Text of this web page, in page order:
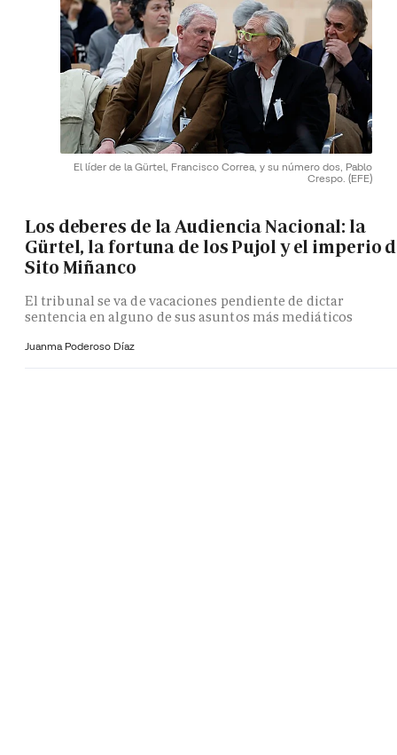
El líder de la Gürtel, Francisco Correa, y su número dos, Pablo
Crespo. (EFE)
Los deberes de la Audiencia Nacional: la
Gürtel, la fortuna de los Pujol y el imperio
Sito Miñanco
El tribunal se va de vacaciones pendiente de dictar
sentencia en alguno de sus asuntos más mediáticos
Juanma Poderoso Díaz